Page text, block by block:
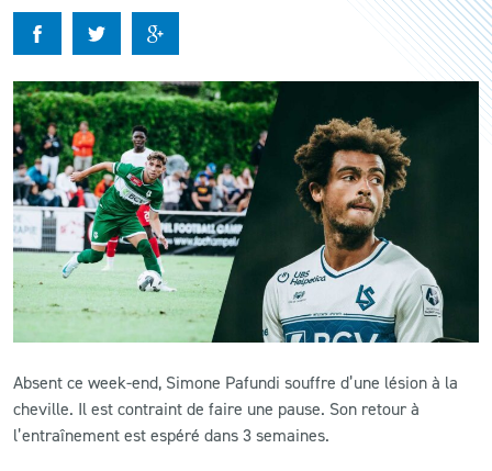
KIDS
BUSINESS
RESTAURATION
CLUB
CONTACT
LS E-SHOP
Absent ce week-end, Simone Pafundi souffre d’une lésion à la
cheville. Il est contraint de faire une pause. Son retour à
l’entraînement est espéré dans 3 semaines.